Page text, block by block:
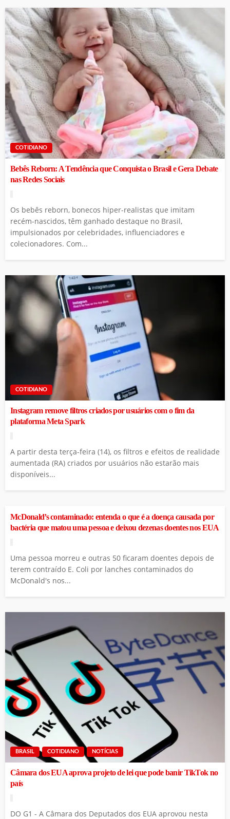
COTIDIANO
Bebês Reborn: A Tendência que Conquista o Brasil e Gera Debate
nas Redes Sociais
Os bebês reborn, bonecos hiper-realistas que imitam
recém-nascidos, têm ganhado destaque no Brasil,
impulsionados por celebridades, influenciadores e
colecionadores. Com...
COTIDIANO
Instagram remove filtros criados por usuários com o fim da
plataforma Meta Spark
A partir desta terça-feira (14), os filtros e efeitos de realidade
aumentada (RA) criados por usuários não estarão mais
disponíveis...
McDonald’s contaminado: entenda o que é a doença causada por
bactéria que matou uma pessoa e deixou dezenas doentes nos EUA
Uma pessoa morreu e outras 50 ficaram doentes depois de
terem contraído E. Coli por lanches contaminados do
McDonald's nos...
BRASIL COTIDIANO NOTÍCIAS
Câmara dos EUA aprova projeto de lei que pode banir TikTok no
país
DO G1 - A Câmara dos Deputados dos EUA aprovou nesta